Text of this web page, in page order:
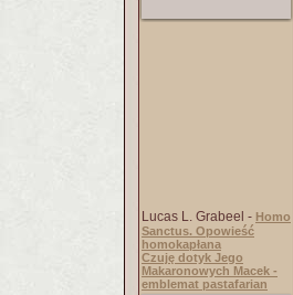
Lucas L. Grabeel - Homo
Sanctus. Opowieść
homokapłana
Czuję dotyk Jego
Makaronowych Macek -
emblemat pastafarian